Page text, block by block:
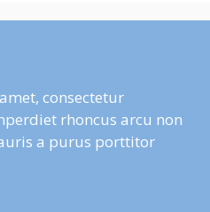
consectetur
rhoncus arcu non
a purus porttitor